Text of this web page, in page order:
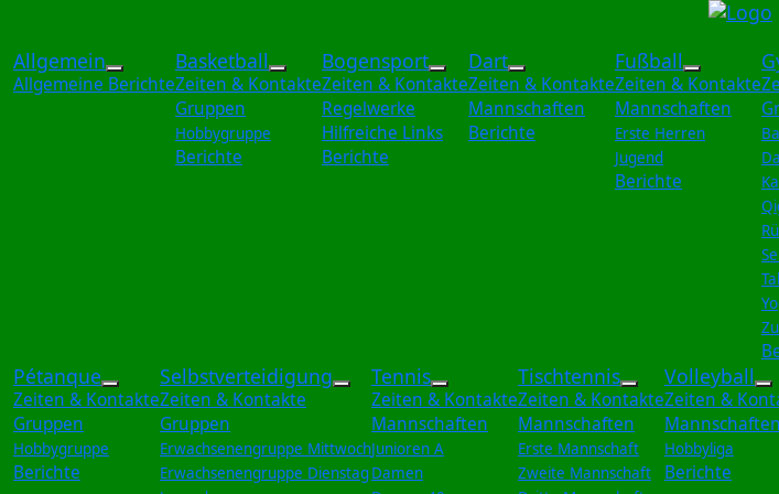
Allgemein
Weitere Informationen: Allgemein
Allgemeine Berichte
Basketball
Weitere Informationen: Basketball
Zeiten & Kontakte
Gruppen
Hobbygruppe
Berichte
Bogensport
Weitere Informationen: Bogensport
Zeiten & Kontakte
Regelwerke
Hilfreiche Links
Berichte
Dart
Weitere Informationen: Dart
Zeiten & Kontakte
Mannschaften
Berichte
Fußball
Weitere
Zeiten & Kontakte
Mannschaften
Erste Herren
Jugend
Berichte
Pétanque
Weitere Informationen: Pétanque
Zeiten & Kontakte
Gruppen
Hobbygruppe
Berichte
Selbstverteidigung
Weitere Informationen: Selbstverteidigung
Zeiten & Kontakte
Gruppen
Erwachsenengruppe Mittwoch
Erwachsenengruppe Dienstag
Tennis
Weitere Informationen: Tennis
Zeiten & Kontakte
Mannschaften
Junioren A
Damen
Tischtennis
Weitere
Zeiten & Kontakte
Mannschaften
Erste Mannschaft
Zweite Mannschaft
Volleyball
Zeiten &
Mannschaften
Hobbyliga
Berichte